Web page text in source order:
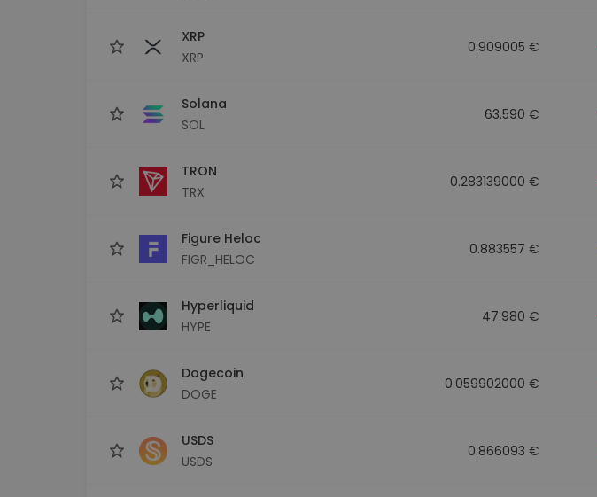
XRP
XRP
0.909005 €
Solana
SOL
63.590 €
TRON
TRX
0.283139000 €
Figure Heloc
FIGR_HELOC
0.883557 €
Hyperliquid
HYPE
47.980 €
Dogecoin
DOGE
0.059902000 €
USDS
USDS
0.866093 €